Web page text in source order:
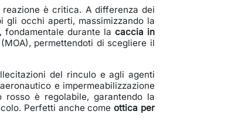
è critica. A differenza dei
gli occhi aperti, massimizzando la
fondamentale durante lacaccia in
permettendoti di scegliere il
del rinculo e agli agenti
e impermeabilizzazione
rosso è regolabile, garantendo la
Perfetti anche comeottica per